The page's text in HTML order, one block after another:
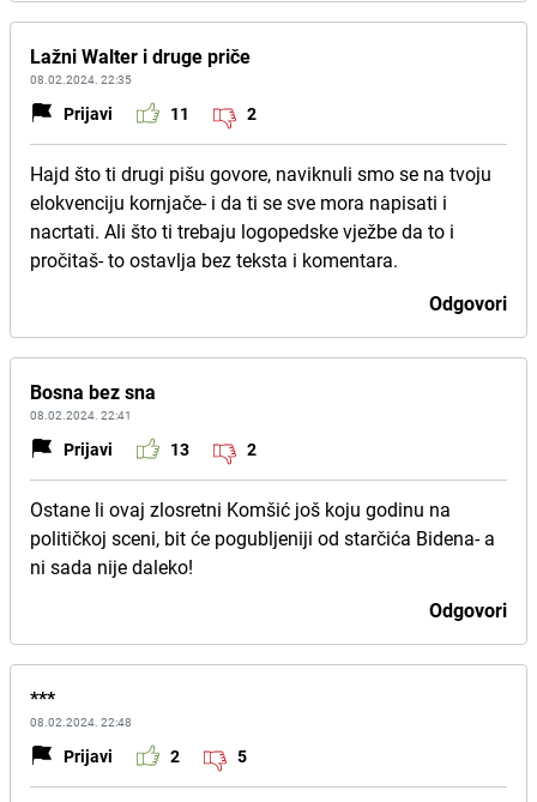
Lažni Walter i druge priče
08.02.2024. 22:35
Prijavi 11 2
Hajd što ti drugi pišu govore, naviknuli smo se na tvoju
elokvenciju kornjače- i da ti se sve mora napisati i
nacrtati. Ali što ti trebaju logopedske vježbe da to i
pročitaš- to ostavlja bez teksta i komentara.
Odgovori
Bosna bez sna
08.02.2024. 22:41
Prijavi 13 2
Ostane li ovaj zlosretni Komšić još koju godinu na
političkoj sceni, bit će pogubljeniji od starčića Bidena- a
ni sada nije daleko!
Odgovori
***
08.02.2024. 22:48
Prijavi 2 5